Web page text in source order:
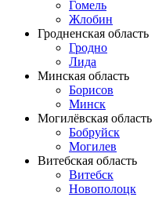
Гомель
Жлобин
Гродненская область
Гродно
Лида
Минская область
Борисов
Минск
Могилёвская область
Бобруйск
Могилев
Витебская область
Витебск
Новополоцк